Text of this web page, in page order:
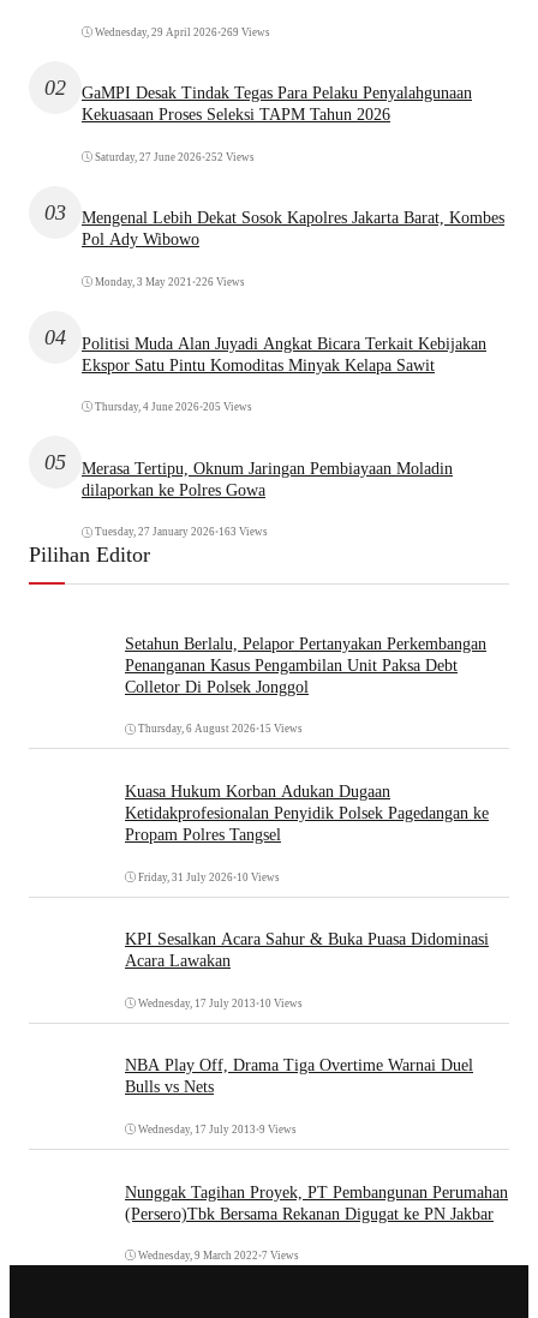
Wednesday, 29 April 2026•269 Views
02
GaMPI Desak Tindak Tegas Para Pelaku Penyalahgunaan
Kekuasaan Proses Seleksi TAPM Tahun 2026
Saturday, 27 June 2026•252 Views
03
Mengenal Lebih Dekat Sosok Kapolres Jakarta Barat, Kombes
Pol Ady Wibowo
Monday, 3 May 2021 •226 Views
04
Politisi Muda Alan Juyadi Angkat Bicara Terkait Kebijakan
Ekspor Satu Pintu Komoditas Minyak Kelapa Sawit
Thursday, 4 June 2026•205 Views
05
Merasa Tertipu, Oknum Jaringan Pembiayaan Moladin
dilaporkan ke Polres Gowa
Tuesday, 27 January 2026•163 Views
Pilihan Editor
Setahun Berlalu, Pelapor Pertanyakan Perkembangan
Penanganan Kasus Pengambilan Unit Paksa Debt
Colletor Di Polsek Jonggol
Thursday, 6 August 2026•15 Views
Kuasa Hukum Korban Adukan Dugaan
Ketidakprofesionalan Penyidik Polsek Pagedangan ke
Propam Polres Tangsel
Friday, 31 July 2026•10 Views
KPI Sesalkan Acara Sahur & Buka Puasa Didominasi
Acara Lawakan
Wednesday, 17 July 2013 •10 Views
NBA Play Off, Drama Tiga Overtime Warnai Duel
Bulls vs Nets
Wednesday, 17 July 2013 •9 Views
Nunggak Tagihan Proyek, PT Pembangunan Perumahan
(Persero)Tbk Bersama Rekanan Digugat ke PN Jakbar
Wednesday, 9 March 2022 •7 Views